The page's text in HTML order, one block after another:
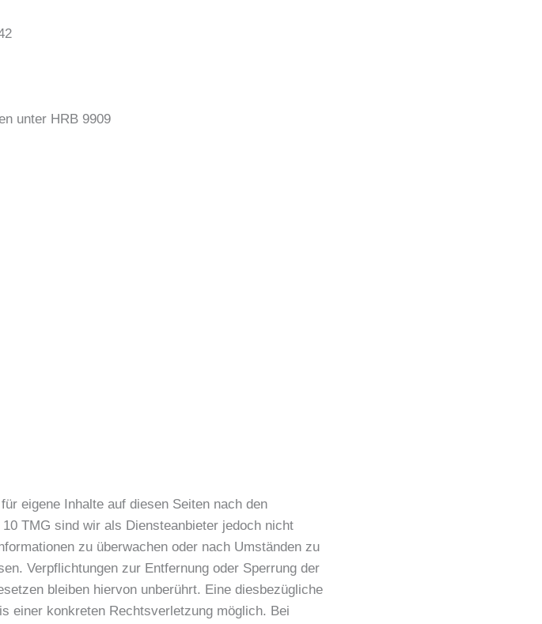
unter HRB 9909
eigene Inhalte auf diesen Seiten nach den
TMG sind wir als Diensteanbieter jedoch nicht
zu überwachen oder nach Umständen zu
Verpflichtungen zur Entfernung oder Sperrung der
bleiben hiervon unberührt. Eine diesbezügliche
einer konkreten Rechtsverletzung möglich. Bei